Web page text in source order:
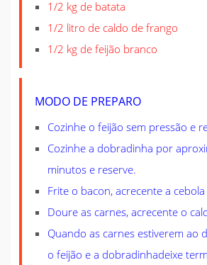
1/2 kg de batata
1/2 litro de caldo de frango
1/2 kg de feijão branco
MODO DE PREPARO
Cozinhe o feijão sem pressão e
Cozinhe a dobradinha por
minutos e reserve.
Frite o bacon, acrecente a
Doure as carnes, acrecente o
Quando as carnes estiverem ao
o feijão e a dobradinhadeixe